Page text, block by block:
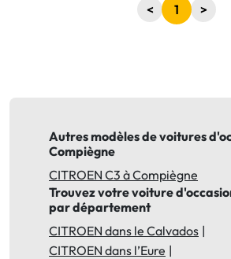
< 1 >
Autres modèles de voitures
Compiègne
CITROEN C3 à Compiègne
Trouvez votre voiture
par département
CITROEN dans le Calvados
CITROEN dans l’Eure